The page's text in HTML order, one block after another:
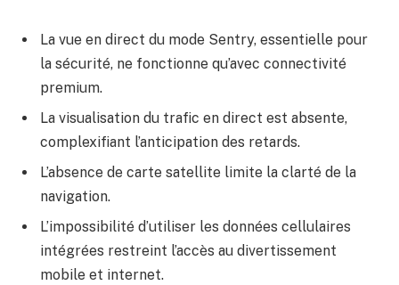
La vue en direct du mode Sentry, essentielle pour
la sécurité, ne fonctionne qu’avec connectivité
premium.
La visualisation du trafic en direct est absente,
complexifiant l’anticipation des retards.
L’absence de carte satellite limite la clarté de la
navigation.
L’impossibilité d’utiliser les données cellulaires
intégrées restreint l’accès au divertissement
mobile et internet.